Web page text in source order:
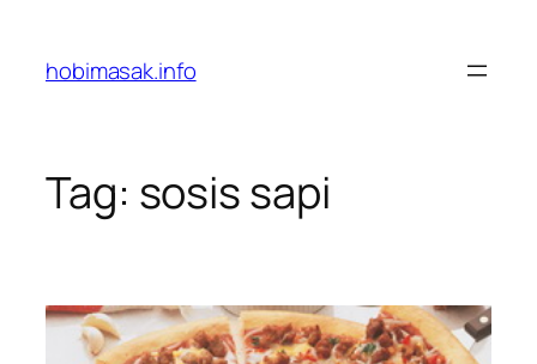
content
hobimasak.info
Tag: sosis sapi